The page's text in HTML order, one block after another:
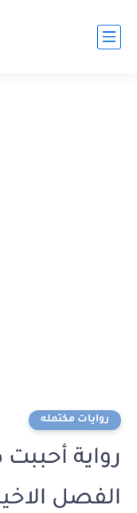
روايات مكتمله
رواية
الفصل